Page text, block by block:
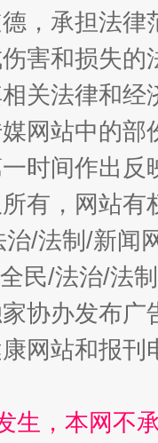
魏明
生
，承担法
害和损失
关法律和
网站中的
时间作出
有，网站
/法制/新闻
民/法治/法
家协办发布
网站和报
生，本网不